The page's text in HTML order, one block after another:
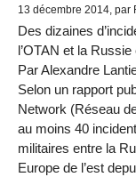
13 décembre 2014, par
Des dizaines
l’OTAN et la
Par Alexandre
Selon un rapport
Network (Réseau
au moins 40
militaires entre la
Europe de l’est